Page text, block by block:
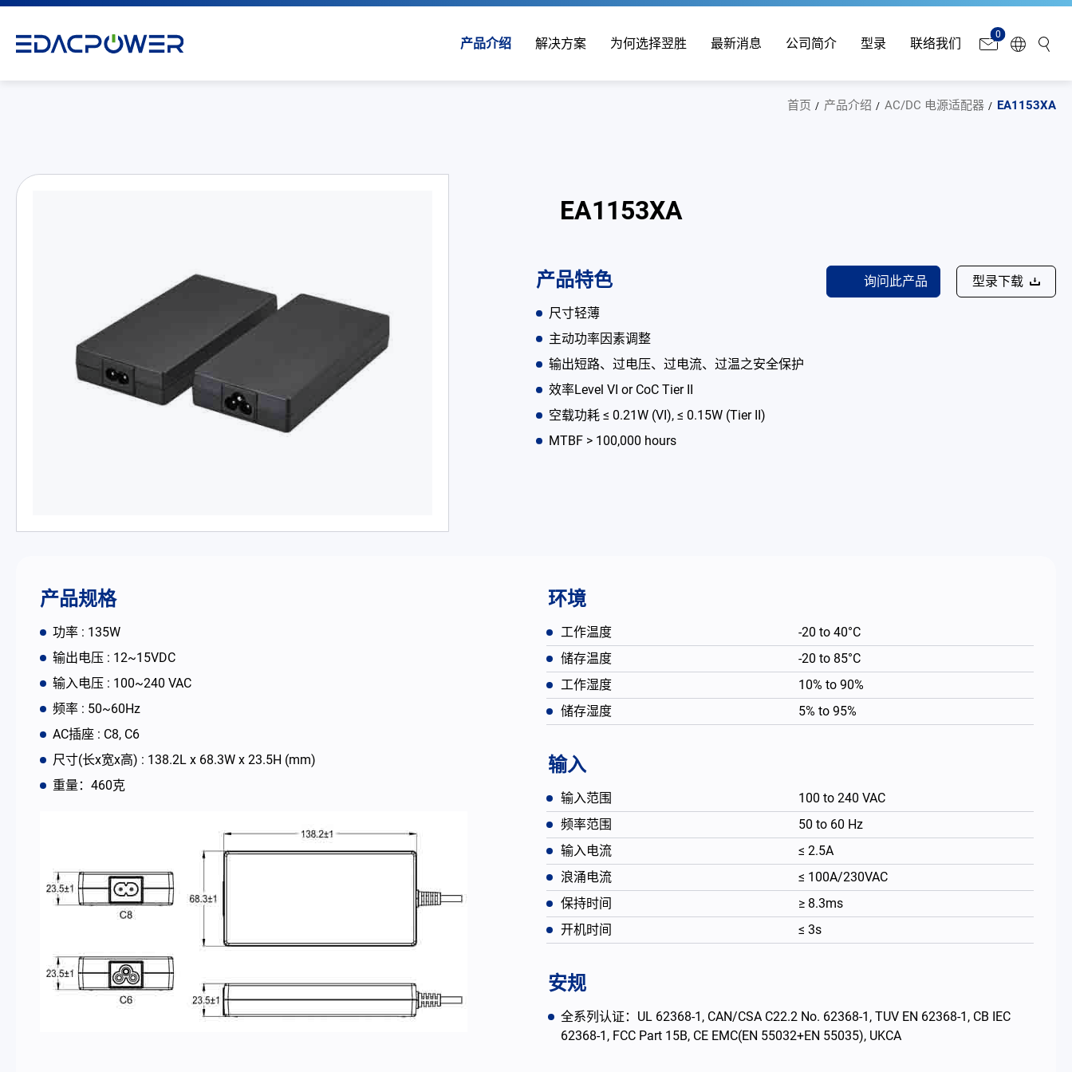
产品介绍 解决方案 为何选择翌胜 最新消息 公司简介 型录 联络我们
0
首页 产品介绍 AC/DC 电源适配器 EA1153XA
EA1153XA
产品特色
尺寸轻薄
主动功率因素调整
输出短路、过电压、过电流、过温之安全保护
效率Level VI or CoC Tier II
空载功耗 ≤ 0.21W (VI), ≤ 0.15W (Tier II)
MTBF > 100,000 hours
询问此产品 型录下载
产品规格
功率 : 135W
输出电压 : 12~15VDC
输入电压 : 100~240 VAC
频率 : 50~60Hz
AC插座 : C8, C6
尺寸(长x宽x高) : 138.2L x 68.3W x 23.5H (mm)
重量：460克
环境
工作温度
-20 to 40°C
储存温度
-20 to 85°C
工作湿度
10% to 90%
储存湿度
5% to 95%
输入
输入范围
100 to 240 VAC
频率范围
50 to 60 Hz
输入电流
≤ 2.5A
浪涌电流
≤ 100A/230VAC
保持时间
≥ 8.3ms
开机时间
≤ 3s
安规
全系列认证：UL 62368-1, CAN/CSA C22.2 No. 62368-1, TUV EN 62368-1, CB IEC
62368-1, FCC Part 15B, CE EMC(EN 55032+EN 55035), UKCA
AC/DC 医疗电源供应器
PD 充电器
DC/DC 电源适配器
内置机壳型电源适配器
CRPS 电源
解决方案
为何选择翌胜
最新消息
联络我们
简体中文